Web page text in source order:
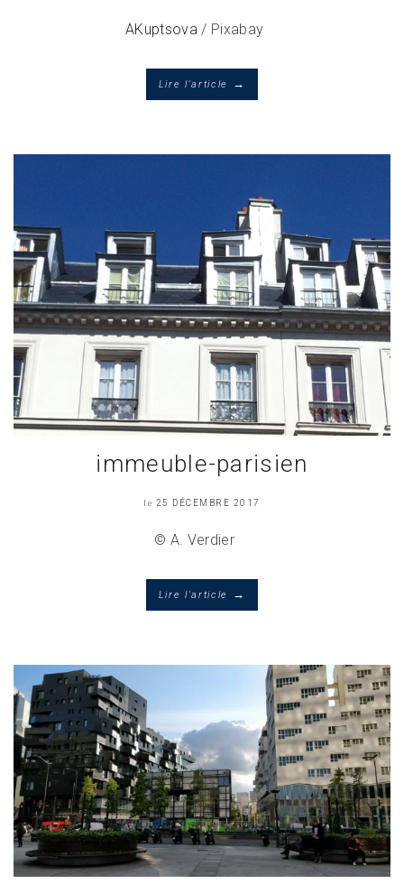
AKuptsova/ Pixabay
Lire l'article →
immeuble-parisien
le 25 DÉCEMBRE 2017
© A. Verdier
Lire l'article →